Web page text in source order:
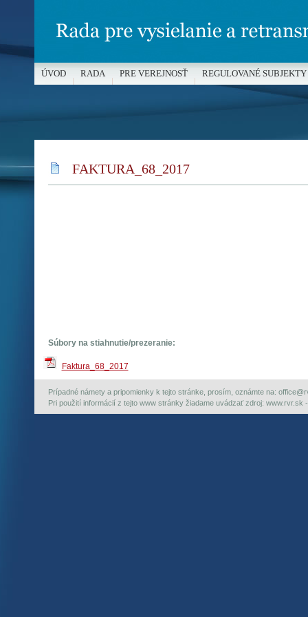
FAKTURA_68_2017
Súbory na stiahnutie/prezeranie:
Faktura_68_2017
Prípadné námety a pripomienky k tejto stránke, prosím, oznámte na:
Pri použití informácií z tejto www stránky žiadame uvádzať zdroj: www.rvr.sk
ÚVOD RADA PRE VEREJNOSŤ REGULOVANÉ SUBJEKTY